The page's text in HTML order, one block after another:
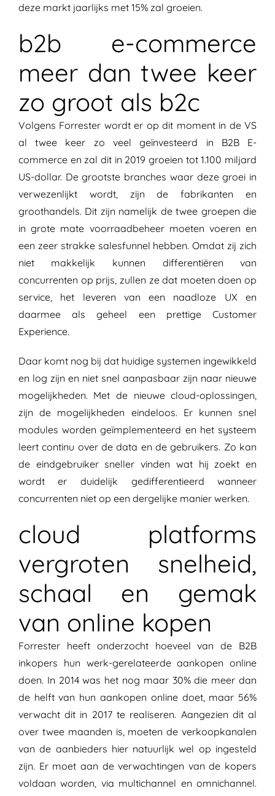
deze markt jaarlijks met 15% zal groeien.
b2b e-commerce
meer dan twee keer
zo groot als b2c
Volgens Forrester wordt er op dit moment in de VS
al twee keer zo veel geïnvesteerd in B2B E-
commerce en zal dit in 2019groeien tot 1.100 miljard
US-dollar. De grootste branches waar deze groei in
verwezenlijkt wordt, zijn de fabrikanten en
groothandels. Dit zijn namelijk de twee groepen die
in grote mate voorraadbeheer moeten voeren en
een zeer strakke salesfunnel hebben. Omdat zij zich
niet makkelijk kunnen differentiëren van
concurrenten op prijs, zullen ze dat moeten doen op
service, het leveren van een naadloze UX en
daarmee als geheel een prettige Customer
Experience.
Daar komt nog bij dat huidige systemen ingewikkeld
en log zijn en niet snel aanpasbaar zijn naar nieuwe
mogelijkheden. Met de nieuwe cloud-oplossingen,
zijn de mogelijkheden eindeloos. Er kunnen snel
modules worden geïmplementeerd en het systeem
leert continu over de data en de gebruikers. Zo kan
de eindgebruiker sneller vinden wat hij zoekt en
wordt er duidelijk gedifferentieerd wanneer
concurrenten niet op een dergelijke manier werken.
cloud platforms
vergroten snelheid,
schaal en gemak
van online kopen
Forresterheeft onderzocht hoeveel van de B2B
inkopers hun werk-gerelateerde aankopen online
doen. In 2014 was het nog maar 30% die meer dan
de helft van hun aankopen online doet, maar 56%
verwacht dit in 2017 te realiseren. Aangezien dit al
over twee maanden is, moeten de verkoopkanalen
van de aanbieders hier natuurlijk wel op ingesteld
zijn. Er moet aan de verwachtingen van de kopers
voldaan worden, via multichannel en omnichannel.